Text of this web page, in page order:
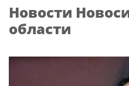
Новости
области